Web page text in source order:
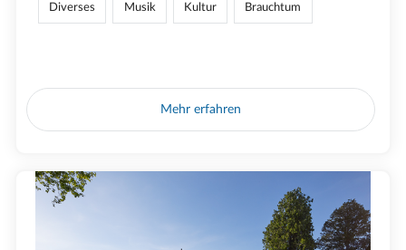
Diverses Musik Kultur Brauchtum
Mehr erfahren